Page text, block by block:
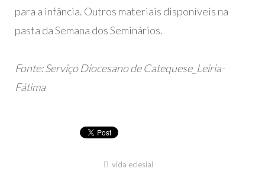
para a infância. Outros materiais disponíveis na
pasta da Semana dos Seminários.
Fonte: Serviço Diocesano de Catequese_Leiria-
Fátima
vida eclesial